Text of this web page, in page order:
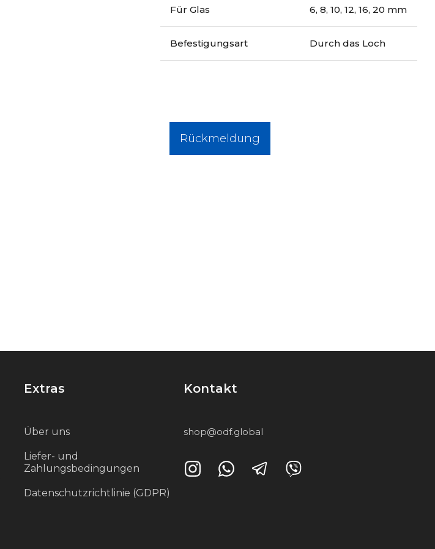
Für Glas 6, 8, 10, 12, 16, 20 mm
Befestigungsart Durch das Loch
Rückmeldung
Extras
Über uns
Liefer- und
Zahlungsbedingungen
Datenschutzrichtlinie (GDPR)
Kontakt
shop@odf.global